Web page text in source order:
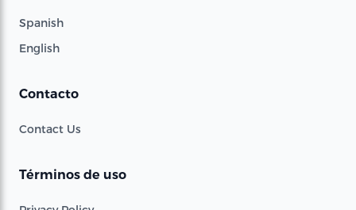
Spanish
English
Contacto
Contact Us
Términos de uso